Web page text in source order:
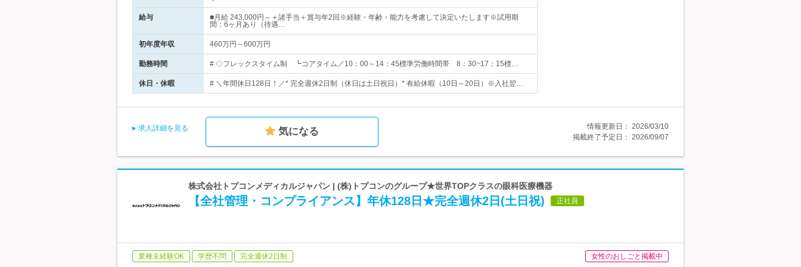
給与
■月給 243,000円～＋諸手当＋賞与年2回※経験・年齢・能力を考慮して決定いたします※試用期
間：6ヶ月あり（待遇…
初年度年収 460万円～600万円
勤務時間 # ◇フレックスタイム制 ┗コアタイム／10：00～14：45標準労働時間帯 8：30~17：15標…
休日・休暇 # ＼年間休日128日！／* 完全週休2日制（休日は土日祝日）* 有給休暇（10日～20日）※入社翌…
求人詳細を見る 気になる 情報更新日： 2026/03/10
掲載終了予定日： 2026/09/07
株式会社トプコンメディカルジャパン | (株)トプコンのグループ★世界TOPクラスの眼科医療機器
【全社管理・コンプライアンス】年休128日★完全週休2日(土日祝) 正社員
業種未経験OK 学歴不問 完全週休2日制 女性のおしごと掲載中